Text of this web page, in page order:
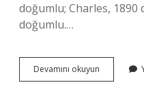
doğumlu; Charles, 1890
doğumlu.…
Devamını okuyun Edisonun
Eşi